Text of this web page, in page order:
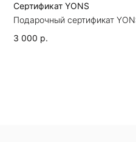
Сертификат YONS
Подарочный сертификат
3 000 р.